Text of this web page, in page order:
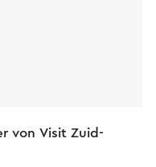
von Visit Zuid-